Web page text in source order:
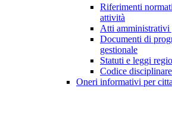
Riferimenti
attività
Atti amministrativi
Documenti di
gestionale
Statuti e leggi
Codice
Oneri informativi per